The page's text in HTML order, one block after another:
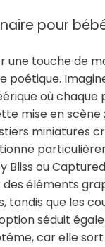
pour
touche de
poétique.
où chaque
mise en
miniatures
ou
éléments
que les
séduit
car elle